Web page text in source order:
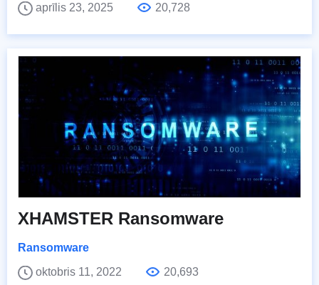
aprīlis 23, 2025
20,728
XHAMSTER Ransomware
Ransomware
oktobris 11, 2022
20,693